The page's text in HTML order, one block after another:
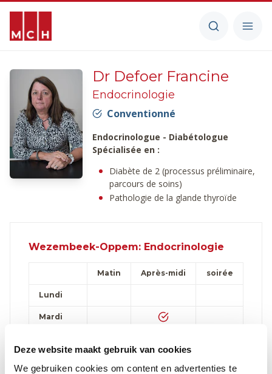
Deze website maakt gebruik van cookies
We gebruiken cookies om content en advertenties te
Dr Defoer Francine
Endocrinologie
Conventionné
Endocrinologue - Diabétologue
Spécialisée en :
Diabète de 2 (processus préliminaire,
parcours de soins)
Pathologie de la glande thyroïde
Wezembeek-Oppem: Endocrinologie
Matin Après-midi soirée
Lundi
Mardi